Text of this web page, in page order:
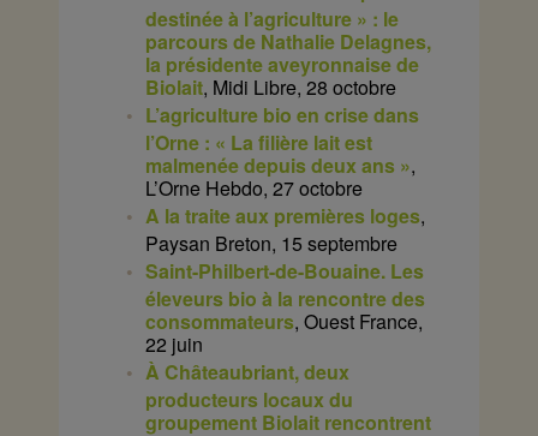
destinée à l’agriculture » : le
parcours de Nathalie Delagnes,
la présidente aveyronnaise de
Biolait, Midi Libre, 28 octobre
L’agriculture bio en crise dans
l’Orne : « La filière lait est
malmenée depuis deux ans »,
L’Orne Hebdo, 27 octobre
A la traite aux premières loges,
Paysan Breton, 15 septembre
Saint-Philbert-de-Bouaine. Les
éleveurs bio à la rencontre des
consommateurs, Ouest France,
22 juin
À Châteaubriant, deux
producteurs locaux du
groupement Biolait rencontrent